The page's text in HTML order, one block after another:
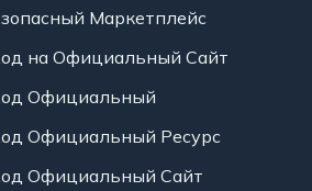
Маркетплейс
на Официальный Сайт
Официальный
Официальный Ресурс
Официальный Сайт